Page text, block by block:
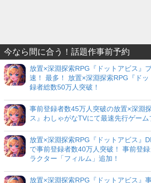
今なら間に合う！話題作事前予約
放置×深淵探索RPG『ドットアビス』
速！ 最多！ 放置×深淵探索RPG『ド
録者総数50万人突破！
事前登録者数45万人突破の放置×深淵
ス』わしゃがなTVにて最速先行ゲーム
放置×深淵探索RPG『ドットアビス』
で事前登録者数40万人突破！ 事前登
ラクター「フィルム」追加！
放置×深淵探索RPG『ドットアビス』